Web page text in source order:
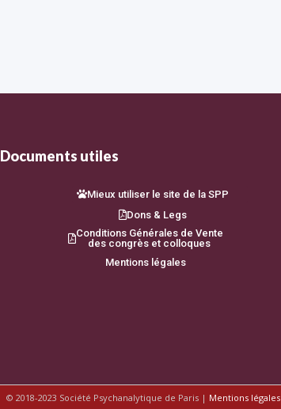
Documents utiles
Mieux utiliser le site de la SPP
Dons & Legs
Conditions Générales de Vente
des congrès et colloques
Mentions légales
© 2018-2023 Société Psychanalytique de Paris | Mentions légales